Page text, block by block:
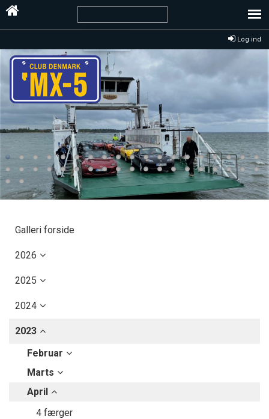
Log ind
Galleri forside
2026
2025
2024
2023
Februar
Marts
April
4 færger